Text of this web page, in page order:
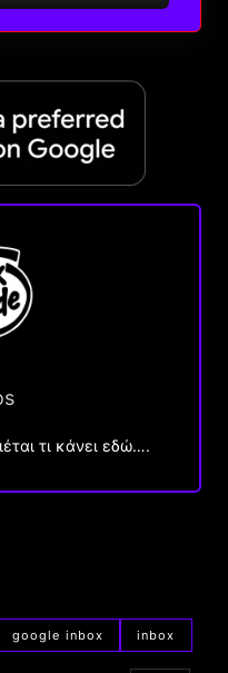
τι κάνει εδώ….
google inbox inbox